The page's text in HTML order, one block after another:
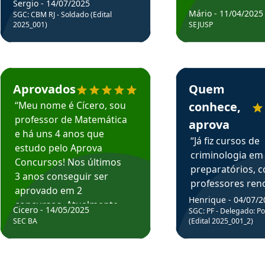
em depoimento
Sergio - 14/07/2025
SGC: CBM RJ - Soldado (Edital
2025_001)
Estudante Cicero recomenda o Aprova Concursos em depoimento
Aprovados
“Meu nome é Cícero, sou
professor de Matemática
e há uns 4 anos que
estudo pelo Aprova
Concursos! Nos últimos
3 anos conseguir ser
aprovado em 2
concursos. Atualmente,
estou atuando como
Cicero - 14/05/2025
SEC BA
Mário - 11/04/2025
SEJUSP
Estudante Henrique
Quem
conhece,
aprova
“Já fiz cursos de
criminologia em
preparatórios,
professores
fiz curso em pós
graduação.
Professor do
sem dúvida, o
Henrique - 04/07/
SGC: PF - Delegado:
(Edital 2025_001_2)